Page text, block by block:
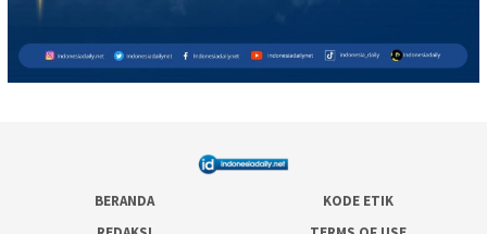
BERANDA
KODE ETIK